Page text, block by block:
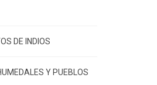
DE INDIOS
Y PUEBLOS